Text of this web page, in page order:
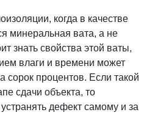
когда в качестве
минеральная вата, а не
знать свойства этой ваты,
влаги и времени может
сорок процентов. Если такой
сдачи объекта, то
дефект самому и за